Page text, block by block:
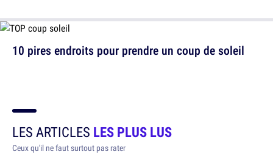
10 pires endroits pour prendre un coup de soleil
LES ARTICLES LES PLUS LUS
Ceux qu'il ne faut surtout pas rater